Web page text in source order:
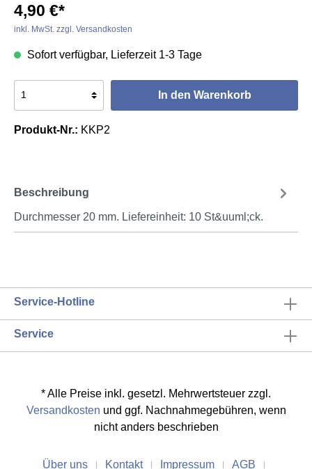
4,90 €*
inkl. MwSt. zzgl. Versandkosten
Sofort verfügbar, Lieferzeit 1-3 Tage
In den Warenkorb
Produkt-Nr.: KKP2
Beschreibung
Durchmesser 20 mm. Liefereinheit: 10 St&uuml;ck.
Service-Hotline
Service
* Alle Preise inkl. gesetzl. Mehrwertsteuer zzgl.
Versandkosten und ggf. Nachnahmegebühren, wenn
nicht anders beschrieben
Über uns Kontakt Impressum AGB